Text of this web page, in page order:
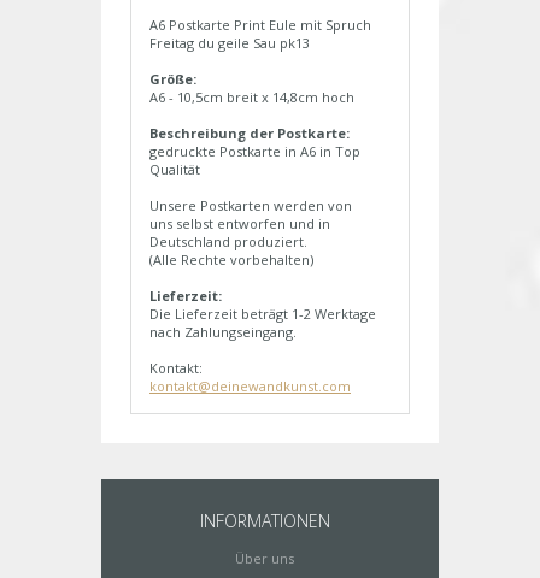
A6 Postkarte Print Eule mit Spruch
Freitag du geile Sau pk13
Größe:
A6 - 10,5cm breit x 14,8cm hoch
Beschreibung der Postkarte:
gedruckte Postkarte in A6 in Top
Qualität
Unsere Postkarten werden von
uns selbst entworfen und in
Deutschland produziert.
(Alle Rechte vorbehalten)
Lieferzeit:
Die Lieferzeit beträgt 1-2 Werktage
nach Zahlungseingang.
Kontakt:
kontakt@deinewandkunst.com
INFORMATIONEN
Über uns